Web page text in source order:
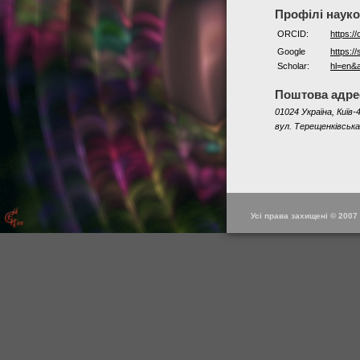
Профілі
ORCID:
https://
Google
Scholar:
https://
Поштова
01024 Україна, Київ-
вул.
Усі права захищені © 2007